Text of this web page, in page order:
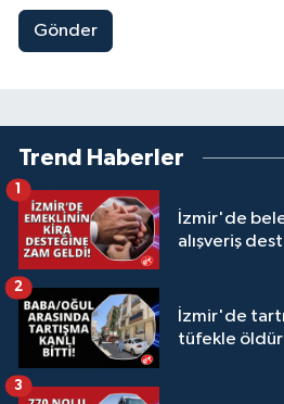
Gönder
Trend Haberler
İzmir'de
alışveriş
İzmir'de
tüfekle
2
3